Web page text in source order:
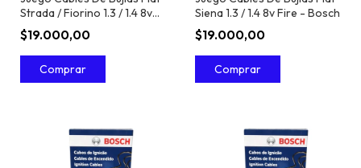
Strada / Fiorino 1.3 / 1.4 8v
Fire - Bosch
$19.000,00
Siena 1.3 / 1.4 8v Fire - Bosch
$19.000,00